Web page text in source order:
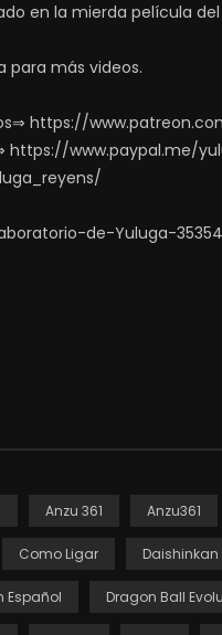
en la mierda película
para más videos.
https://
https://www.paypal.me/
de-Yuluga-
Anzu 361 Anzu361
Como Ligar Daishinkan
Español Dragon Ball